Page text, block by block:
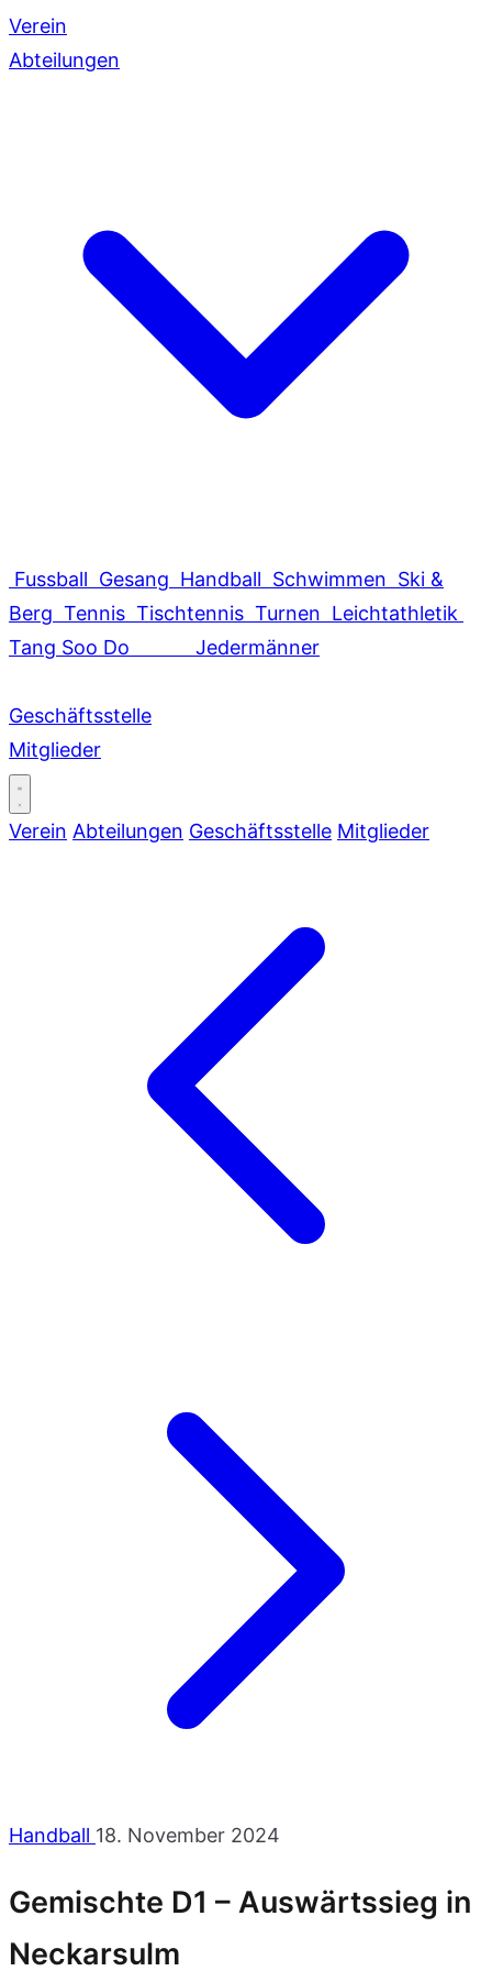
Verein
Abteilungen
Fussball Gesang Handball Schwimmen Ski &
Berg Tennis Tischtennis Turnen Leichtathletik
Tang Soo Do
Jedermänner
Geschäftsstelle
Mitglieder
Verein Abteilungen Geschäftsstelle Mitglieder
Handball 18. November 2024
Gemischte D1 – Auswärtssieg in
Neckarsulm